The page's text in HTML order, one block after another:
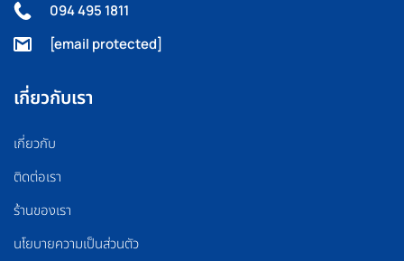
094 495 1811
[email protected]
เกี่ยวกับเรา
เกี่ยวกับ
ติดต่อเรา
ร้านของเรา
นโยบายความเป็นส่วนตัว